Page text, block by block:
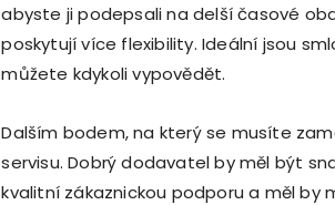
abyste ji podepsali na delší časové
poskytují více flexibility. Ideální jsou
můžete kdykoli vypovědět.
Dalším bodem, na který se musíte
servisu. Dobrý dodavatel by měl být
kvalitní zákaznickou podporu a měl by